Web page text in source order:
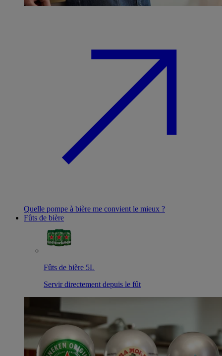
Quelle pompe à bière me convient le mieux ?
Fûts de bière
Fûts de bière 5L
Servir directement depuis le fût